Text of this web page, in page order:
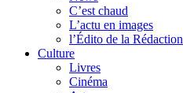
C’est chaud
L’actu en images
l’Édito de la Rédaction
Culture
Livres
Cinéma